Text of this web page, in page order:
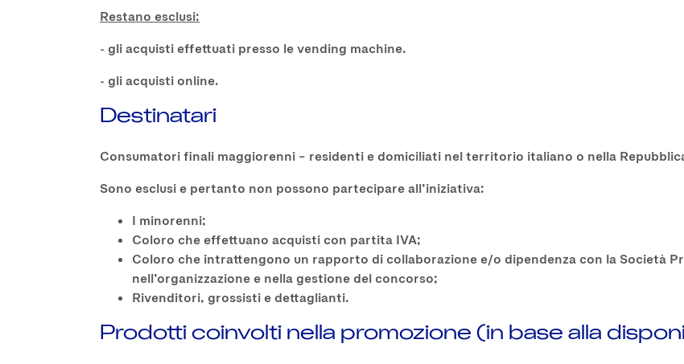
Restano esclusi:
- gli acquisti effettuati presso le vending machine.
- gli acquisti online.
Destinatari
Consumatori finali maggiorenni – residenti e domiciliati nel territorio italiano o nella
Sono esclusi e pertanto non possono partecipare all’iniziativa:
I minorenni;
Coloro che effettuano acquisti con partita IVA;
Coloro che intrattengono un rapporto di collaborazione e/o dipendenza con la Società
nell’organizzazione e nella gestione del concorso;
Rivenditori, grossisti e dettaglianti.
Prodotti coinvolti nella promozione (in base alla